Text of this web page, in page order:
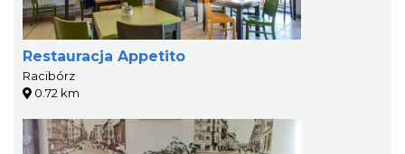
Restauracja Appetito
Racibórz
0.72 km